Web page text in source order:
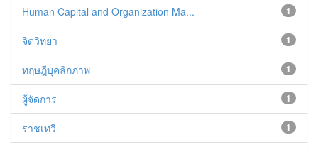
1
Human Capital and Organization Ma...
1
จิตวิทยา
1
ทฤษฎีบุคลิกภาพ
1
ผู้จัดการ
1
ราชเทวี